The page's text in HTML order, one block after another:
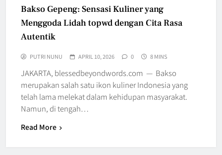
Bakso Gepeng: Sensasi Kuliner yang
Menggoda Lidah topwd dengan Cita Rasa
Autentik
PUTRI NUNU APRIL 10, 2026 0 8 MINS
JAKARTA, blessedbeyondwords.com — Bakso
merupakan salah satu ikon kuliner Indonesia yang
telah lama melekat dalam kehidupan masyarakat.
Namun, di tengah…
Read More